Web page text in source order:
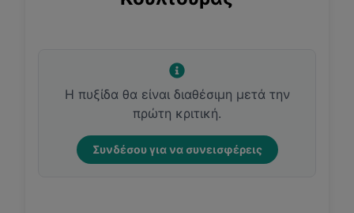
Η πυξίδα θα είναι διαθέσιμη μετά την
πρώτη κριτική.
Συνδέσου για να συνεισφέρεις